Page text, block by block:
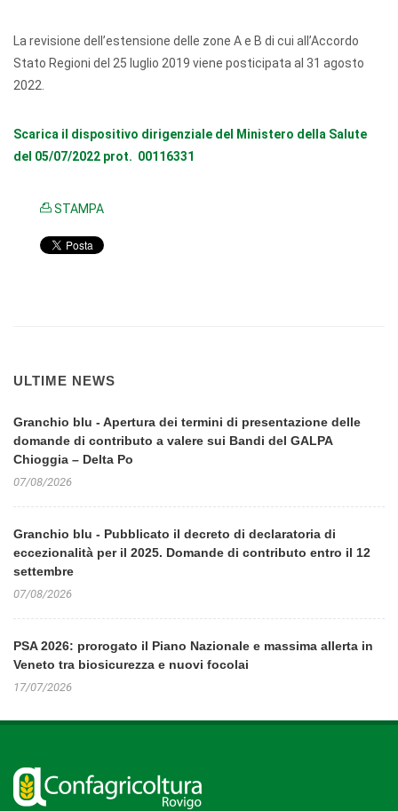
La revisione dell’estensione delle zone A e B di cui all’Accordo
Stato Regioni del 25 luglio 2019 viene posticipata al 31 agosto
2022.
Scarica il dispositivo dirigenziale del Ministero della Salute
del 05/07/2022 prot. 00116331
STAMPA
ULTIME NEWS
Granchio blu - Apertura dei termini di presentazione delle
domande di contributo a valere sui Bandi del GALPA
Chioggia – Delta Po
07/08/2026
Granchio blu - Pubblicato il decreto di declaratoria di
eccezionalità per il 2025. Domande di contributo entro il 12
settembre
07/08/2026
PSA 2026: prorogato il Piano Nazionale e massima allerta in
Veneto tra biosicurezza e nuovi focolai
17/07/2026